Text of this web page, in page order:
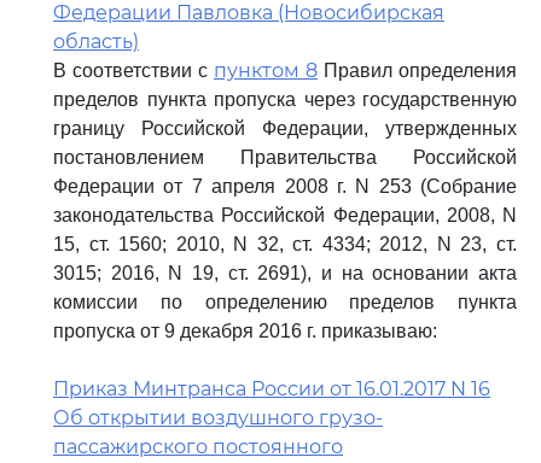
Федерации Павловка (Новосибирская
область)
В соответствии с пунктом 8 Правил определения
пределов пункта пропуска через государственную
границу Российской Федерации, утвержденных
постановлением Правительства Российской
Федерации от 7 апреля 2008 г. N 253 (Собрание
законодательства Российской Федерации, 2008, N
15, ст. 1560; 2010, N 32, ст. 4334; 2012, N 23, ст.
3015; 2016, N 19, ст. 2691), и на основании акта
комиссии по определению пределов пункта
пропуска от 9 декабря 2016 г. приказываю:
Приказ Минтранса России от 16.01.2017 N 16
Об открытии воздушного грузо-
пассажирского постоянного